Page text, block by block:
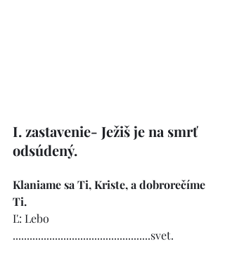
I. zastavenie- Ježiš je na smrť
odsúdený.
Klaniame sa Ti, Kriste, a dobrorečíme
Ti.
Ľ: Lebo
.................................................svet.